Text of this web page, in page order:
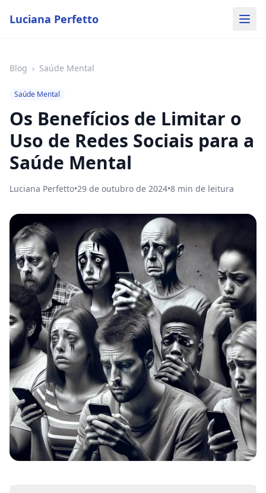
Luciana Perfetto
Blog › Saúde Mental
Saúde Mental
Os Benefícios de Limitar o
Uso de Redes Sociais para a
Saúde Mental
Luciana Perfetto•29 de outubro de 2024•8 min de leitura